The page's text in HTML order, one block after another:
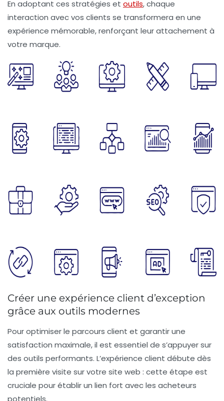
En adoptant ces stratégies et outils, chaque
interaction avec vos clients se transformera en une
expérience mémorable, renforçant leur attachement à
votre marque.
Créer une expérience client d’exception
grâce aux outils modernes
Pouroptimiser le parcours client et garantir une
satisfaction maximale, il est essentiel de s’appuyer sur
des outils performants. L’expérience client débute dès
la première visite sur votre site web : cette étape est
cruciale pour établir un lien fort avec les acheteurs
potentiels.